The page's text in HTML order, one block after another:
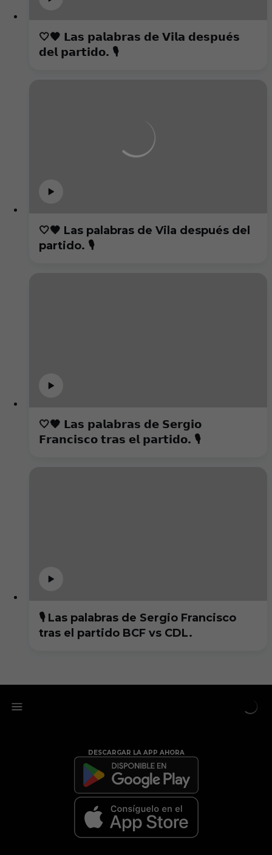
🤍🖤 𝗟𝗮𝘀 𝗽𝗮𝗹𝗮𝗯𝗿𝗮𝘀 𝗱𝗲 𝗩𝗶𝗹𝗮 𝗱𝗲𝘀𝗽𝘂é𝘀
𝗱𝗲𝗹 𝗽𝗮𝗿𝘁𝗶𝗱𝗼. 🎙️
🤍🖤 Las palabras de Vila después del
partido. 🎙️
🤍🖤 𝗟𝗮𝘀 𝗽𝗮𝗹𝗮𝗯𝗿𝗮𝘀 𝗱𝗲 𝗦𝗲𝗿𝗴𝗶𝗼
𝗙𝗿𝗮𝗻𝗰𝗶𝘀𝗰𝗼 𝘁𝗿𝗮𝘀 𝗲𝗹 𝗽𝗮𝗿𝘁𝗶𝗱𝗼. 🎙️
🎙️ Las palabras de Sergio Francisco
tras el partido BCF vs CDL.
DESCARGAR LA APP AHORA